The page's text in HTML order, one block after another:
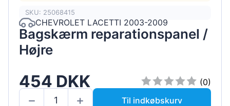
SKU: 25068415
CHEVROLET LACETTI 2003-2009
Bagskærm reparationspanel /
Højre
454 DKK
(0)
Til indkøbskurv